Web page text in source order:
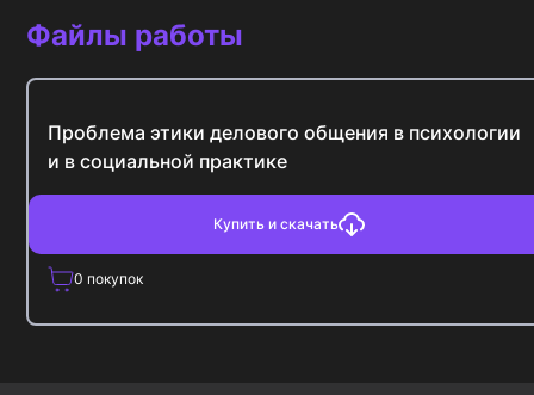
Файлы работы
Проблема этики делового общения в психологии
и в социальной практике
Купить и скачать
0 покупок